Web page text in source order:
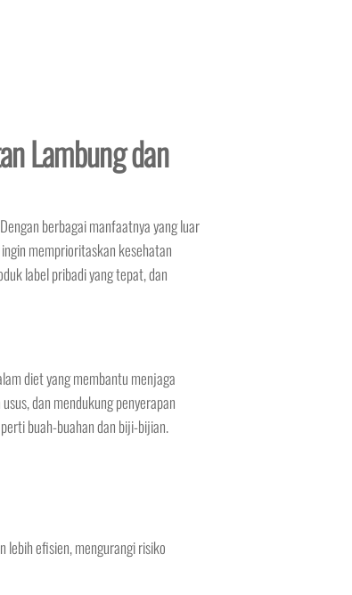
Lambung dan
berbagai manfaatnya yang luar
memprioritaskan kesehatan
label pribadi yang tepat, dan
diet yang membantu menjaga
dan mendukung penyerapan
buah-buahan dan biji-bijian.
lebih efisien, mengurangi risiko